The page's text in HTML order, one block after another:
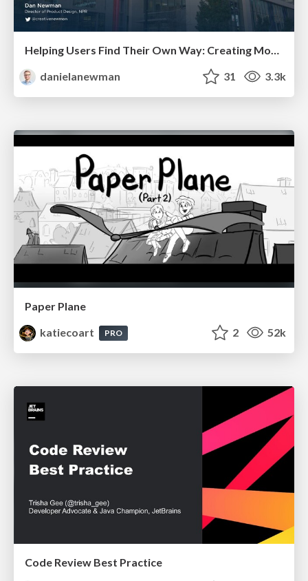
danielanewman
31 3.3k
Paper Plane
katiecoart
PRO 2 52k
Code Review Best Practice